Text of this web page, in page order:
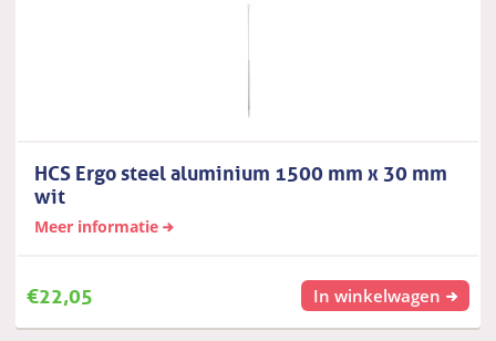
HCS Ergo steel aluminium 1500 mm x 30 mm
wit
Meer informatie
€22,05 In winkelwagen